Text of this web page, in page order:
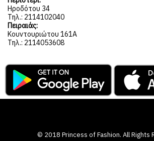
Ηροδότου 34
Τηλ.: 2114102040
Πειραιάς:
Κουντουριώτου 161Α
Τηλ.: 2114053608
© 2018 Princess of Fashion. All Rights